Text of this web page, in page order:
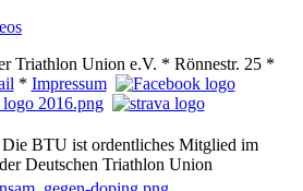
Triathlon Union e.V. * Rönnestr. 25 *
* Impressum
Die BTU ist ordentliches Mitglied im
Deutschen Triathlon Union